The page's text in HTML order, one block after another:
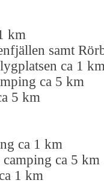
km
samt
ca 1
ca 5 km
5 km
ca 1 km
ca 5 km
1 km